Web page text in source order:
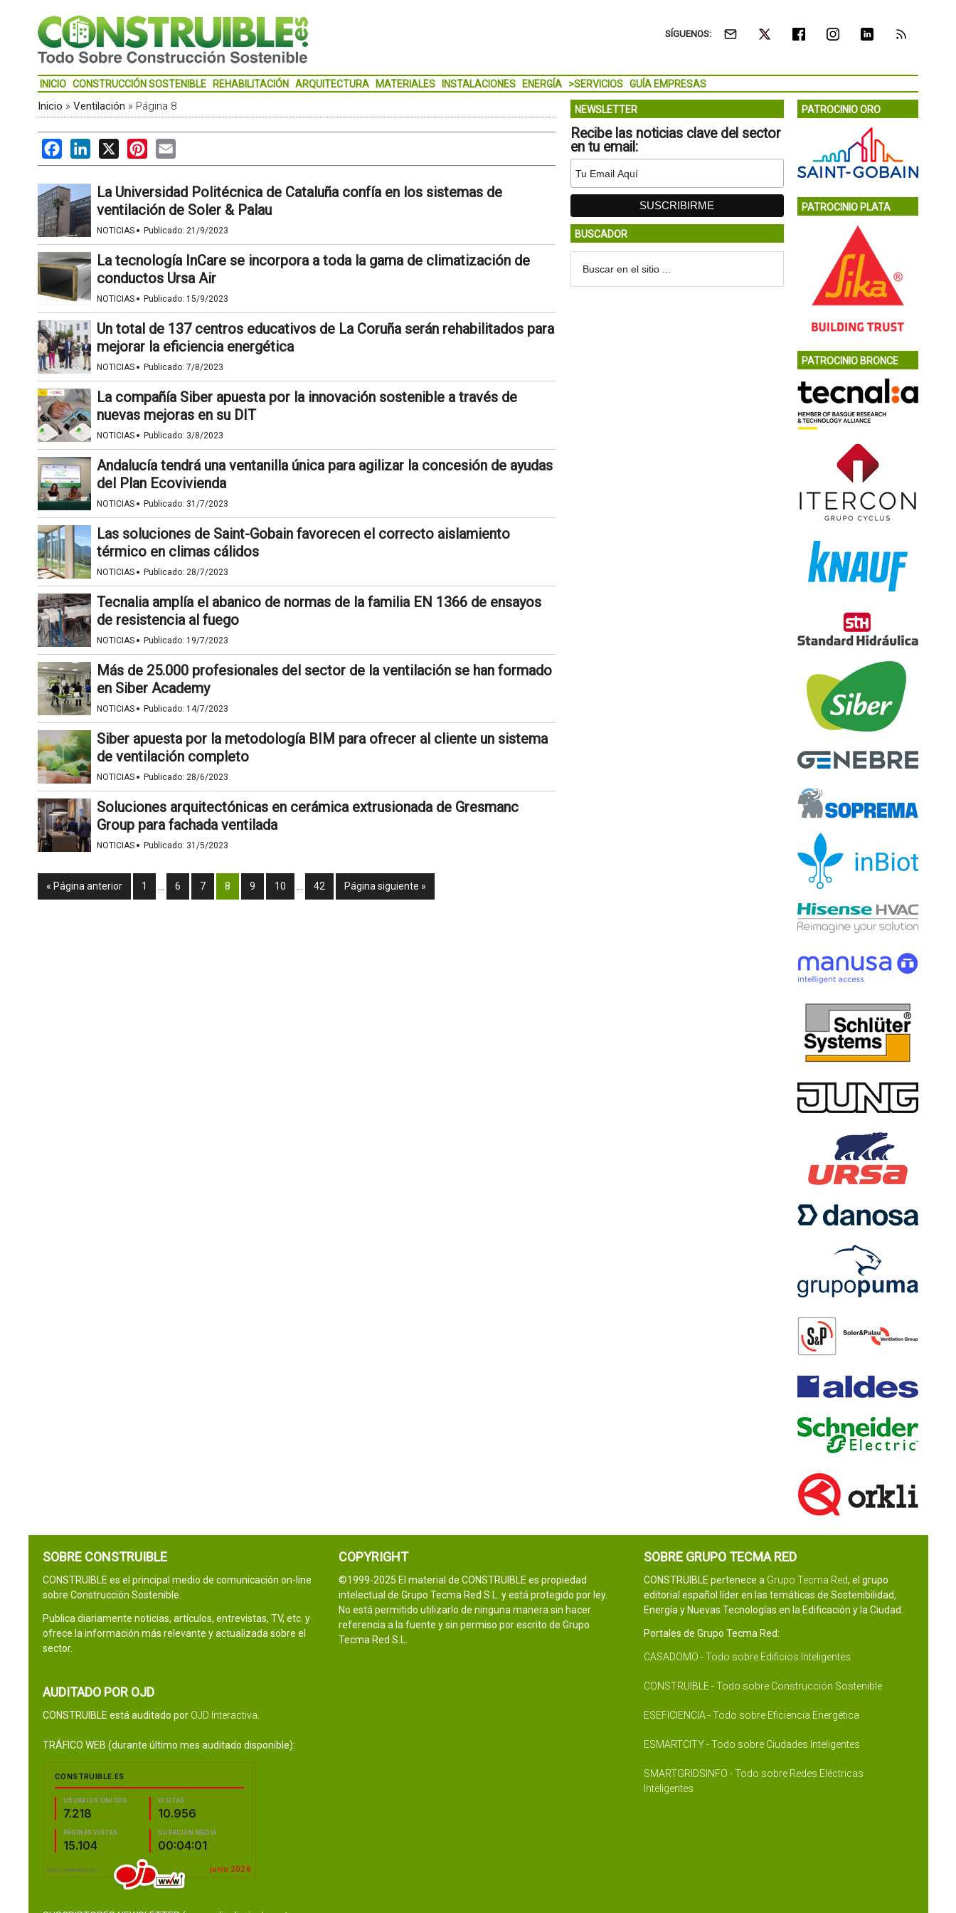
SÍGUENOS:
INICIO CONSTRUCCIÓN SOSTENIBLE REHABILITACIÓN ARQUITECTURA MATERIALES INSTALACIONES ENERGÍA >SERVICIOS GUÍA EMPRESAS
Inicio » Ventilación » Página 8
FacebookLinkedIn
X PinterestEmail
La Universidad Politécnica de Cataluña confía en los sistemas de
ventilación de Soler & Palau
NOTICIAS · Publicado: 21/9/2023
La tecnología InCare se incorpora a toda la gama de climatización de
conductos Ursa Air
NOTICIAS · Publicado: 15/9/2023
Un total de 137 centros educativos de La Coruña serán rehabilitados para
mejorar la eficiencia energética
NOTICIAS · Publicado: 7/8/2023
La compañía Siber apuesta por la innovación sostenible a través de
nuevas mejoras en su DIT
NOTICIAS · Publicado: 3/8/2023
Andalucía tendrá una ventanilla única para agilizar la concesión de ayudas
del Plan Ecovivienda
NOTICIAS · Publicado: 31/7/2023
Las soluciones de Saint-Gobain favorecen el correcto aislamiento
térmico en climas cálidos
NOTICIAS · Publicado: 28/7/2023
Tecnalia amplía el abanico de normas de la familia EN 1366 de ensayos
de resistencia al fuego
NOTICIAS · Publicado: 19/7/2023
Más de 25.000 profesionales del sector de la ventilación se han formado
en Siber Academy
NOTICIAS · Publicado: 14/7/2023
Siber apuesta por la metodología BIM para ofrecer al cliente un sistema
de ventilación completo
NOTICIAS · Publicado: 28/6/2023
Soluciones arquitectónicas en cerámica extrusionada de Gresmanc
Group para fachada ventilada
NOTICIAS · Publicado: 31/5/2023
« Página anterior 1 6 7 8 9 10 42 Página siguiente »
NEWSLETTER
Recibe las noticias clave del sector
en tu email:
BUSCADOR
PATROCINIO ORO
PATROCINIO PLATA
PATROCINIO BRONCE
SOBRE CONSTRUIBLE
CONSTRUIBLE es el principal medio de comunicación on-line
sobre Construcción Sostenible.
Publica diariamente noticias, artículos, entrevistas, TV, etc. y
ofrece la información más relevante y actualizada sobre el
sector.
AUDITADO POR OJD
CONSTRUIBLE está auditado por OJD Interactiva
TRÁFICO WEB (durante último mes auditado disponible):
COPYRIGHT
©1999-2025 El material de CONSTRUIBLE es propiedad
intelectual de Grupo Tecma Red S.L. y está protegido por ley.
No está permitido utilizarlo de ninguna manera sin hacer
referencia a la fuente y sin permiso por escrito de Grupo
Tecma Red S.L.
SOBRE GRUPO TECMA RED
CONSTRUIBLE pertenece a Grupo Tecma Red, el grupo
editorial español líder en las temáticas de Sostenibilidad,
Energía y Nuevas Tecnologías en la Edificación y la Ciudad.
Portales de Grupo Tecma Red:
CASADOMO - Todo sobre Edificios Inteligentes
CONSTRUIBLE - Todo sobre Construcción Sostenible
ESEFICIENCIA - Todo sobre Eficiencia Energética
ESMARTCITY - Todo sobre Ciudades Inteligentes
SMARTGRIDSINFO - Todo sobre Redes Eléctricas
Inteligentes